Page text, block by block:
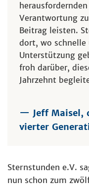
Verantwortung
Beitrag leisten.
dort, wo schnelle
Unterstützung
froh darüber,
Jahrzehnt
— Jeff Maisel,
vierter
Sternstunden e.V.
nun schon zum